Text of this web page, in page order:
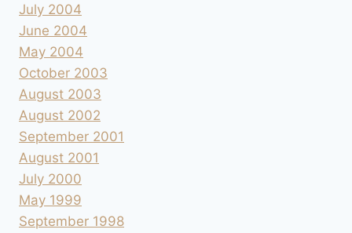
July 2004
June 2004
May 2004
October 2003
August 2003
August 2002
September 2001
August 2001
July 2000
May 1999
September 1998